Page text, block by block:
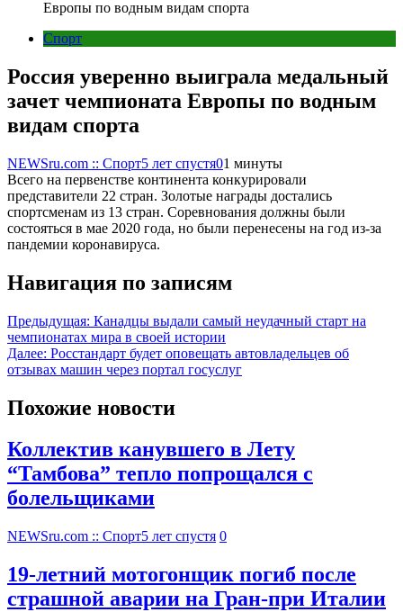
Европы по водным видам спорта
Спорт
Россия уверенно выиграла медальный
зачет чемпионата Европы по водным
видам спорта
NEWSru.com :: Спорт5 лет спустя01 минуты
Всего на первенстве континента конкурировали
представители 22 стран. Золотые награды достались
спортсменам из 13 стран. Соревнования должны были
состояться в мае 2020 года, но были перенесены на год из-за
пандемии коронавируса.
Навигация по записям
Предыдущая: Канадцы выдали самый неудачный старт на
чемпионатах мира в своей истории
Далее: Росстандарт будет оповещать автовладельцев об
отзывах машин через портал госуслуг
Похожие новости
Коллектив канувшего в Лету
“Тамбова” тепло попрощался с
болельщиками
NEWSru.com :: Спорт5 лет спустя 0
19-летний мотогонщик погиб после
страшной аварии на Гран-при Италии